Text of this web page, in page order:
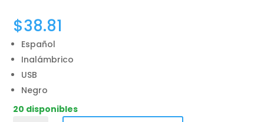
$38.81
Español
Inalámbrico
USB
Negro
20 disponibles